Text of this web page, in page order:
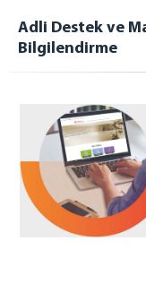
Cumhuriyet
Cumhuriyet Başsavcı
Savcılık Birimleri
Ceza Mahkemeleri
Adalet
Hukuk Mahkemeleri
İcra Birimleri
Mülhakatlar
Adli Destek ve
Bilgilendirme